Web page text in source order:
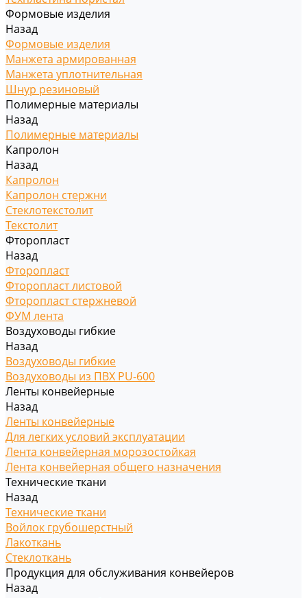
Формовые изделия
Назад
Формовые изделия
Манжета армированная
Манжета уплотнительная
Шнур резиновый
Полимерные материалы
Назад
Полимерные материалы
Капролон
Назад
Капролон
Капролон стержни
Стеклотекстолит
Текстолит
Фторопласт
Назад
Фторопласт
Фторопласт листовой
Фторопласт стержневой
ФУМ лента
Воздуховоды гибкие
Назад
Воздуховоды гибкие
Воздуховоды из ПВХ PU-600
Ленты конвейерные
Назад
Ленты конвейерные
Для легких условий эксплуатации
Лента конвейерная морозостойкая
Лента конвейерная общего назначения
Технические ткани
Назад
Технические ткани
Войлок грубошерстный
Лакоткань
Стеклоткань
Продукция для обслуживания конвейеров
Назад